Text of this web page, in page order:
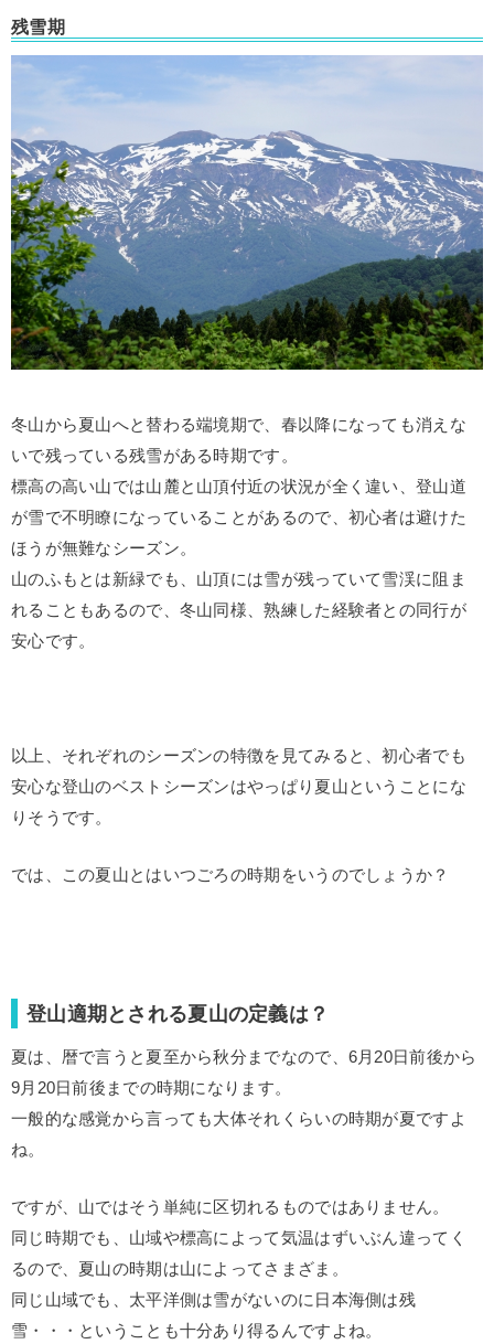
残雪期
冬山から夏山へと替わる端境期で、春以降になっても消えな
いで残っている残雪がある時期です。
標高の高い山では山麓と山頂付近の状況が全く違い、登山道
が雪で不明瞭になっていることがあるので、初心者は避けた
ほうが無難なシーズン。
山のふもとは新緑でも、山頂には雪が残っていて雪渓に阻ま
れることもあるので、冬山同様、熟練した経験者との同行が
安心です。
以上、それぞれのシーズンの特徴を見てみると、初心者でも
安心な登山のベストシーズンはやっぱり夏山ということにな
りそうです。
では、この夏山とはいつごろの時期をいうのでしょうか？
登山適期とされる夏山の定義は？
夏は、暦で言うと夏至から秋分までなので、6月20日前後から
9月20日前後までの時期になります。
一般的な感覚から言っても大体それくらいの時期が夏ですよ
ね。
ですが、山ではそう単純に区切れるものではありません。
同じ時期でも、山域や標高によって気温はずいぶん違ってく
るので、夏山の時期は山によってさまざま。
同じ山域でも、太平洋側は雪がないのに日本海側は残
雪・・・ということも十分あり得るんですよね。